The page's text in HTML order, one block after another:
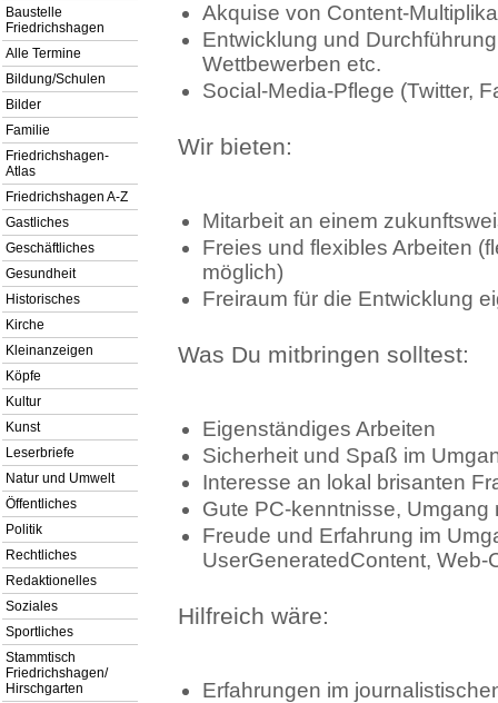
Baustelle
Friedrichshagen
Alle Termine
Bildung/Schulen
Bilder
Familie
Friedrichshagen-
Atlas
Friedrichshagen A-Z
Gastliches
Geschäftliches
Gesundheit
Historisches
Kirche
Kleinanzeigen
Köpfe
Kultur
Kunst
Leserbriefe
Natur und Umwelt
Öffentliches
Politik
Rechtliches
Redaktionelles
Soziales
Sportliches
Stammtisch
Friedrichshagen/
Hirschgarten
Akquise von Content-
Entwicklung und
Wettbewerben etc.
Social-Media-Pflege (Twitter,
Wir bieten:
Mitarbeit an einem
Freies und flexibles Arbeiten
möglich)
Freiraum für die Entwicklung
Was Du mitbringen solltest:
Eigenständiges Arbeiten
Sicherheit und Spaß im
Interesse an lokal brisanten
Gute PC-kenntnisse, Umgang
Freude und Erfahrung im
UserGeneratedContent, Web-
Hilfreich wäre:
Erfahrungen im